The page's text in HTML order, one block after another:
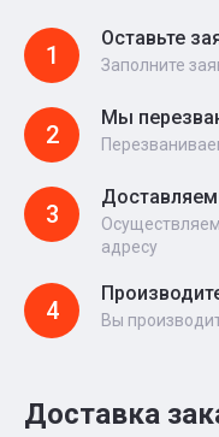
1
Оставьте
Заполните
2
Мы
3
Доставляем
адресу
4 Вы
Доставка